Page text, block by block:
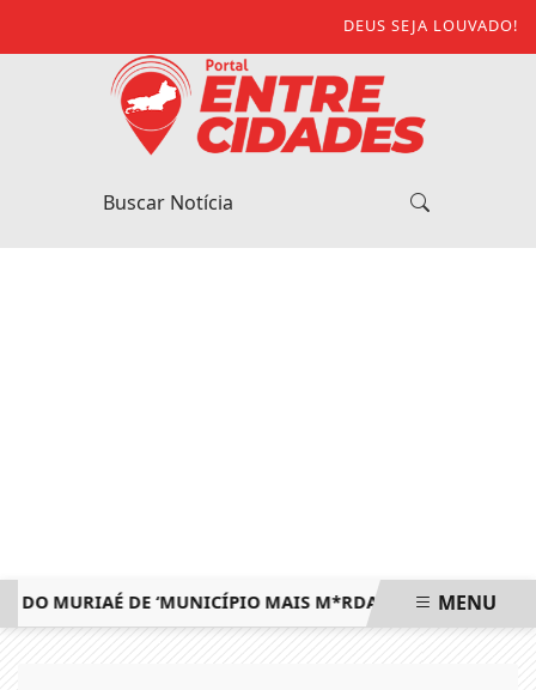
DEUS SEJA LOUVADO!
MURIAÉ DE ‘MUNICÍPIO MAIS M*RDA DO ESTADO’ EMENU